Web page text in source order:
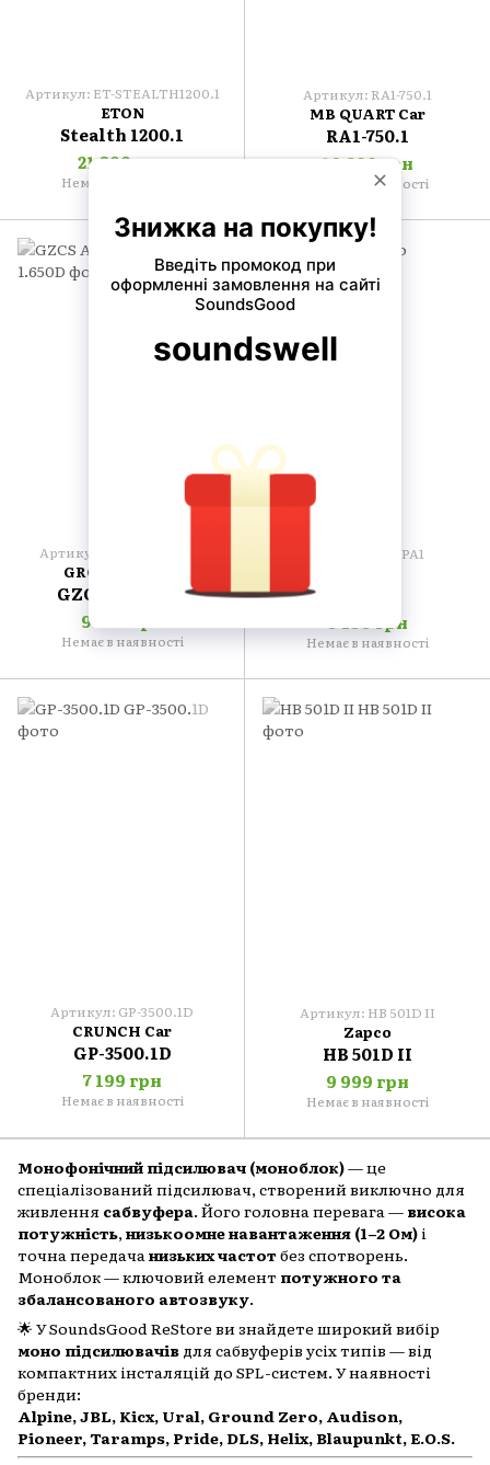
Артикул: ET-STEALTH1200.1
ETON
Stealth 1200.1
21 899 грн
Немає в наявності
Артикул: RA1-750.1
MB QUART Car
RA1-750.1
10 699 грн
Немає в наявності
Артикул: GZCS A-1.650D
GROUND ZERO
GZCS A-1.650D
9 499 грн
Немає в наявності
Артикул: ET-PA1
9 199 грн
Немає в наявності
Артикул: GP-3500.1D
CRUNCH Car
GP-3500.1D
7 199 грн
Немає в наявності
Артикул: HB 501D II
Zapco
HB 501D II
9 999 грн
Немає в наявності
Монофонічний підсилювач (моноблок)— це
спеціалізований підсилювач, створений виключно для
живлення сабвуфера. Його головна перевага — висока
потужність,низькоомне навантаження (1–2 Ом) і
точна передачанизьких частотбез спотворень.
Моноблок — ключовий елемент потужного та
збалансованого автозвуку.
🌟 У SoundsGood ReStore ви знайдете широкий вибір
моно підсилювачів для сабвуферів усіх типів — від
компактних інсталяцій до SPL-систем. У наявності
бренди:
Alpine, JBL, Kicx, Ural, Ground Zero, Audison,
Pioneer, Taramps, Pride, DLS, Helix, Blaupunkt, E.O.S.